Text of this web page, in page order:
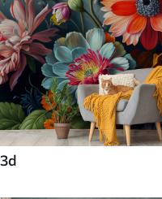
3d